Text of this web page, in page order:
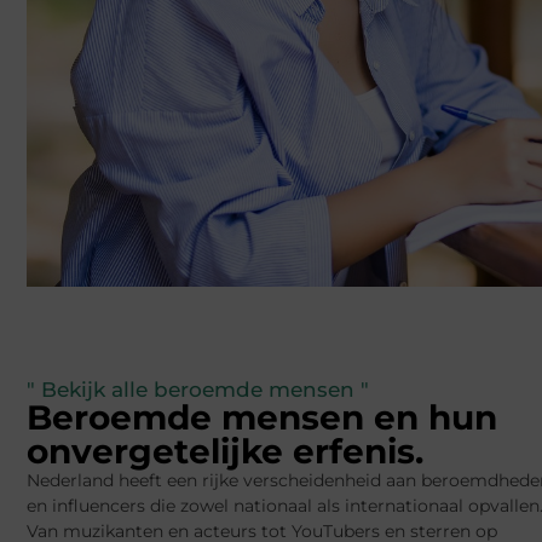
" Bekijk alle beroemde mensen "
Beroemde mensen en hun
onvergetelijke erfenis.
Nederland heeft een rijke verscheidenheid aan
en influencers die zowel nationaal als internationaal opvallen.
Van muzikanten en acteurs tot YouTubers en sterren op